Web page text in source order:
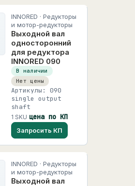
INNORED · Редукторы
и мотор-редукторы
Выходной вал
односторонний
для редуктора
INNORED 090
В наличии
Нет цены
Артикулы: 090
single output
shaft
1 SKU цена по КП
Запросить КП
INNORED · Редукторы
и мотор-редукторы
Выходной вал